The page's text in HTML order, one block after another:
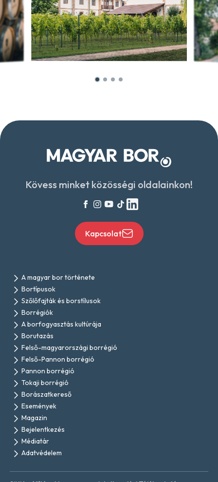
Kövess minket közösségi oldalainkon!
Kapcsolat
A magyar bor története
Bortípusok
Szőlőfajták és borstílusok
Borrégiók
A borfogyasztás kultúrája
Borutazás
Felső-magyarországi borrégió
Felső-Pannon borrégió
Pannon borrégió
Tokaji borrégió
Borászatkereső
Események
Magazin
Bejelentkezés
Médiatár
Adatvédelem